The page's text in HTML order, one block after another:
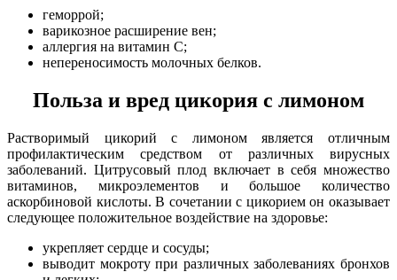
геморрой;
варикозное расширение вен;
аллергия на витамин С;
непереносимость молочных белков.
Польза и вред цикория с лимоном
Растворимый цикорий с лимоном является отличным
профилактическим средством от различных вирусных
заболеваний. Цитрусовый плод включает в себя множество
витаминов, микроэлементов и большое количество
аскорбиновой кислоты. В сочетании с цикорием он оказывает
следующее положительное воздействие на здоровье:
укрепляет сердце и сосуды;
выводит мокроту при различных заболеваниях бронхов